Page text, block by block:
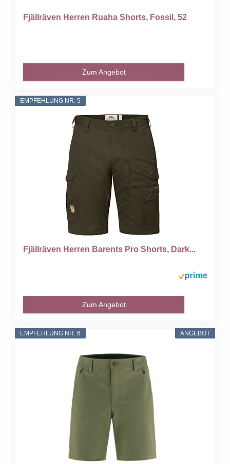
Fjällräven Herren Ruaha Shorts, Fossil, 52
Zum Angebot
EMPFEHLUNG NR. 5
Fjällräven Herren Barents Pro Shorts, Dark...
Zum Angebot
ANGEBOT
EMPFEHLUNG NR. 6